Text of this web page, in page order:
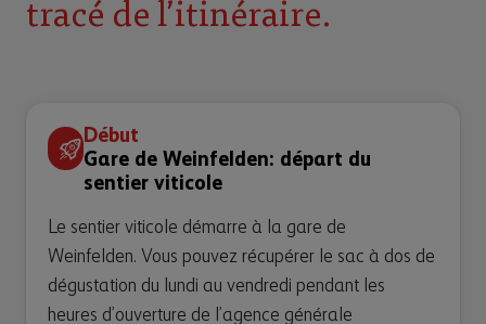
tracé de l’itinéraire.
Début
Gare de Weinfelden: départ du
sentier viticole
Le sentier viticole démarre à la gare de
Weinfelden. Vous pouvez récupérer le sac à dos de
dégustation du lundi au vendredi pendant les
heures d’ouverture de l’agence générale